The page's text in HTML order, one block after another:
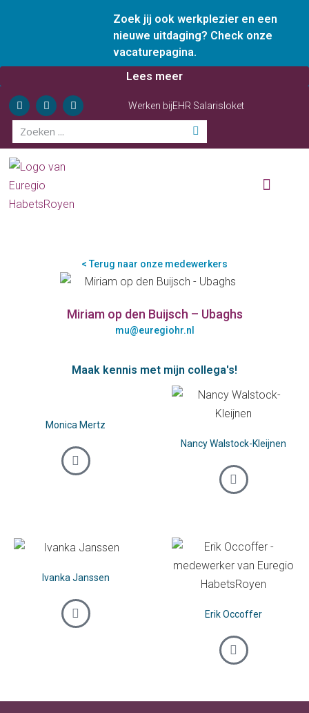
Zoek jij ook werkplezier en een
nieuwe uitdaging? Check onze
vacaturepagina.
Lees meer
Werken bijEHR Salarisloket
< Terug naar onze medewerkers
Miriam op den Buijsch – Ubaghs
mu@euregiohr.nl
Maak kennis met mijn collega's!
Monica Mertz
Nancy Walstock-Kleijnen
Ivanka Janssen
Erik Occoffer